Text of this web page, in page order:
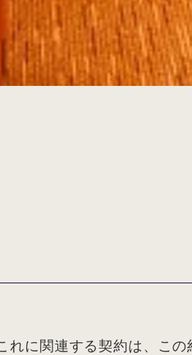
に関連する契約は、こ